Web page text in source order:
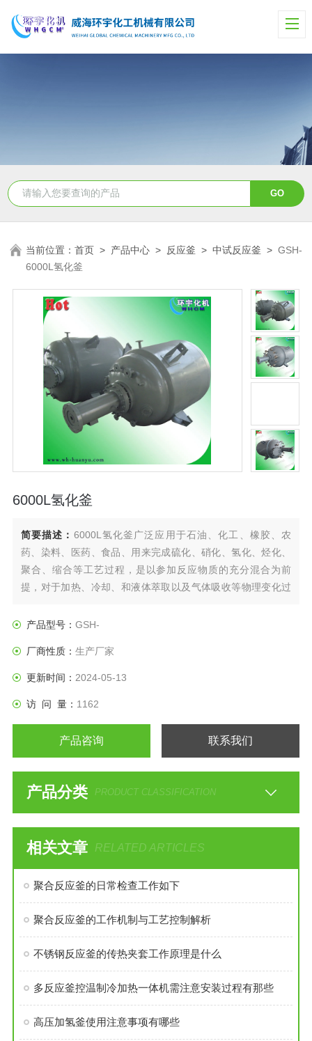
当前位置：首页 > 产品中心 > 反应釜 >中试反应釜 >GSH-
6000L氢化釜
6000L氢化釜
简要描述： 6000L氢化釜广泛应用于石油、化工、橡胶、农
药、染料、医药、食品、用来完成硫化、硝化、氢化、烃化、
聚合、缩合等工艺过程，是以参加反应物质的充分混合为前
提，对于加热、冷却、和液体萃取以及气体吸收等物理变化过
行业理想的所需设备。
产品型号： GSH-
厂商性质： 生产厂家
更新时间： 2024-05-13
访 问 量： 1162
产品咨询 联系我们
产品分类 PRODUCT CLASSIFICATION
相关文章 RELATED ARTICLES
聚合反应釜的日常检查工作如下
聚合反应釜的工作机制与工艺控制解析
不锈钢反应釜的传热夹套工作原理是什么
多反应釜控温制冷加热一体机需注意安装过程有那些
高压加氢釜使用注意事项有哪些